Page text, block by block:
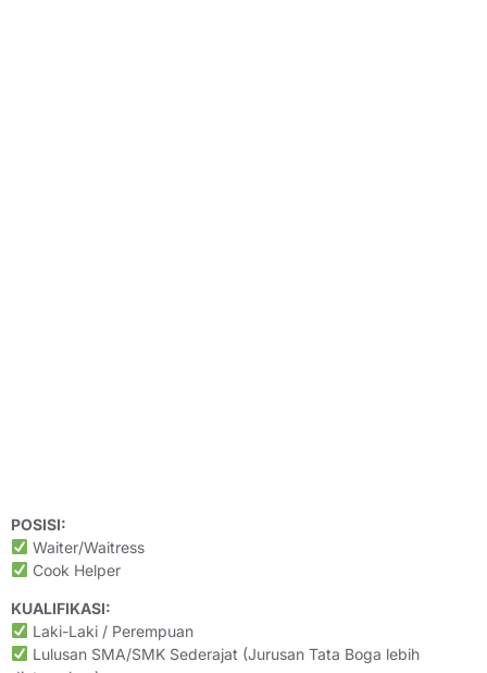
POSISI:
Waiter/Waitress
Cook Helper
KUALIFIKASI:
Laki-Laki / Perempuan
Lulusan SMA/SMK Sederajat (Jurusan Tata Boga lebih